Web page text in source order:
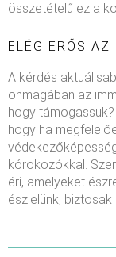
összetételű ez a
ELÉG ERŐS AZ
A kérdés
önmagában az
hogy
hogy ha
kórokozókkal.
éri, amelyeket
észlelünk,